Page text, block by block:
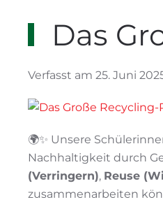
Das
Verfasst am 25. Juni
🌍✨ Unsere
Nachhaltigkeit durch
(Verringern), Reuse
zusammenarbeiten